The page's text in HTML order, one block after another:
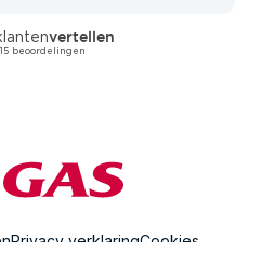
Privacy verklaringCookies